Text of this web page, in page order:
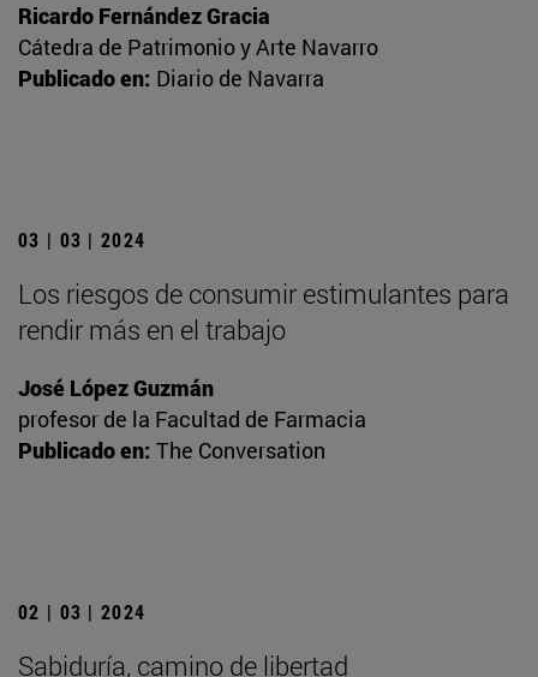
Ricardo Fernández Gracia
Cátedra de Patrimonio y Arte Navarro
Publicado en: Diario de Navarra
03 | 03 | 2024
Los riesgos de consumir estimulantes para
rendir más en el trabajo
José López Guzmán
profesor de la Facultad de Farmacia
Publicado en: The Conversation
02 | 03 | 2024
Sabiduría, camino de libertad